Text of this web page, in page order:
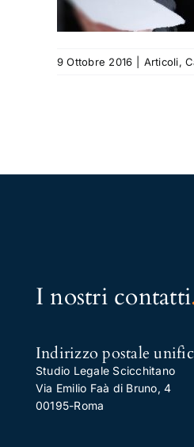
9 Ottobre 2016 Articoli,
I nostri contatti
Indirizzo postale
Studio Legale Scicchitano
Via Emilio Faà di Bruno, 4
00195-Roma